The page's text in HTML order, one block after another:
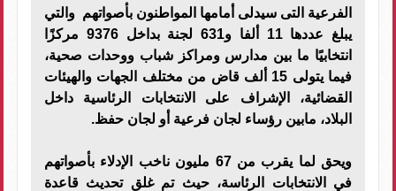
الفرعية التى سيدلى أمامها المواطنون بأصواتهم والتي
يبلغ عددها 11 ألفا و631 لجنة بداخل 9376 مركزًا
انتخابيًا ما بين مدارس ومراكز شباب ووحدات صحية،
فيما يتولى 15 ألف قاض من مختلف الجهات والهيئات
القضائية، الإشراف على الانتخابات الرئاسية داخل
البلاد، مابين رؤساء لجان فرعية أو لجان حفظ.
ويحق لما يقرب من 67 مليون ناخب الإدلاء بأصواتهم
في الانتخابات الرئاسة، حيث تم غلق تحديث قاعدة